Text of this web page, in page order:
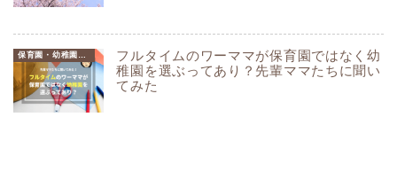
保育園・幼稚園選びガイド
フルタイムのワーママが保育園ではなく幼
稚園を選ぶってあり？先輩ママたちに聞い
てみた